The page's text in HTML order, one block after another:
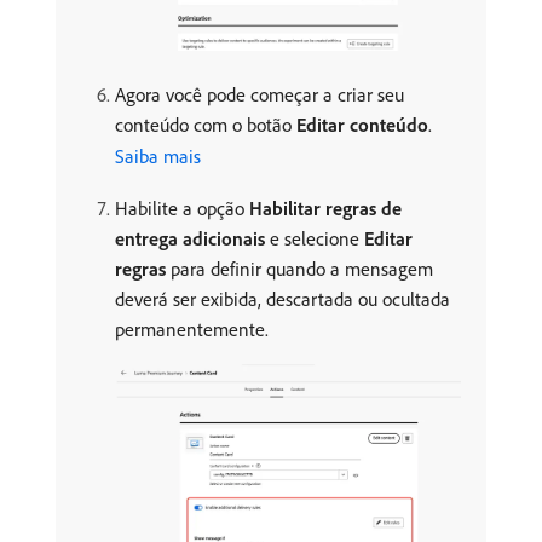
Agora você pode começar a criar seu
conteúdo com o botão Editar conteúdo.
Saiba mais
Habilite a opção Habilitar regras de
entrega adicionais e selecione Editar
regras para definir quando a mensagem
deverá ser exibida, descartada ou ocultada
permanentemente.